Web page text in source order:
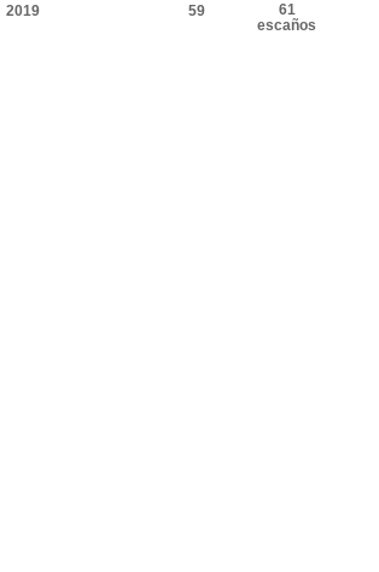
2019 59
61
escaños